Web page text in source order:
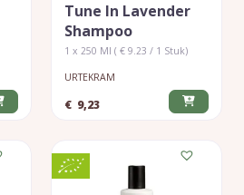
Tune In Lavender
Shampoo
1 x 250 Ml ( € 9.23 / 1 Stuk)
URTEKRAM
€ 9,23